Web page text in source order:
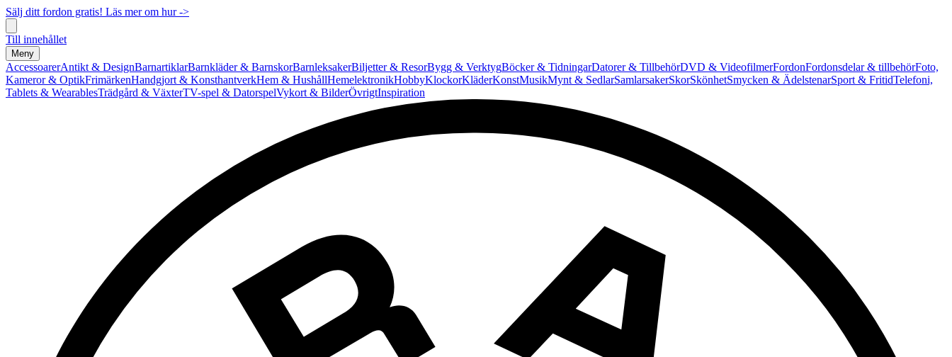
Sälj ditt fordon gratis! Läs mer om hur ->
Till innehållet
Meny
AccessoarerAntikt & DesignBarnartiklarBarnkläder & BarnskorBarnleksakerBiljetter & ResorBygg & VerktygBöcker & TidningarDatorer & TillbehörDVD & VideofilmerFordonFordonsdelar & tillbehörFoto,
Kameror & OptikFrimärkenHandgjort & KonsthantverkHem & HushållHemelektronikHobbyKlockorKläderKonstMusikMynt & SedlarSamlarsakerSkorSkönhetSmycken & ÄdelstenarSport & FritidTelefoni,
Tablets & WearablesTrädgård & VäxterTV-spel & DatorspelVykort & BilderÖvrigtInspiration